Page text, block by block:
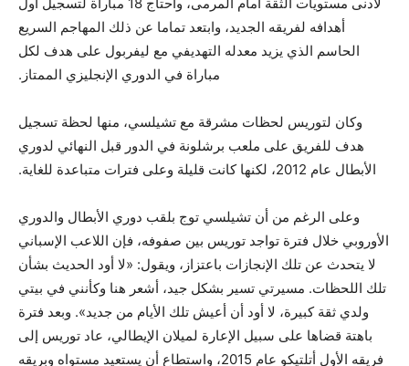
أهدافه لفريقه الجديد، وابتعد تماما عن ذلك المهاجم السريع
الحاسم الذي يزيد معدله التهديفي مع ليفربول على هدف لكل
مباراة في الدوري الإنجليزي الممتاز.
وكان لتوريس لحظات مشرقة مع تشيلسي، منها لحظة تسجيل
هدف للفريق على ملعب برشلونة في الدور قبل النهائي لدوري
الأبطال عام 2012، لكنها كانت قليلة وعلى فترات متباعدة للغاية.
وعلى الرغم من أن تشيلسي توج بلقب دوري الأبطال والدوري
الأوروبي خلال فترة تواجد توريس بين صفوفه، فإن اللاعب الإسباني
لا يتحدث عن تلك الإنجازات باعتزاز، ويقول: «لا أود الحديث بشأن
تلك اللحظات. مسيرتي تسير بشكل جيد، أشعر هنا وكأنني في بيتي
ولدي ثقة كبيرة، لا أود أن أعيش تلك الأيام من جديد». وبعد فترة
باهتة قضاها على سبيل الإعارة لميلان الإيطالي، عاد توريس إلى
فريقه الأول أتلتيكو عام 2015، واستطاع أن يستعيد مستواه وبريقه